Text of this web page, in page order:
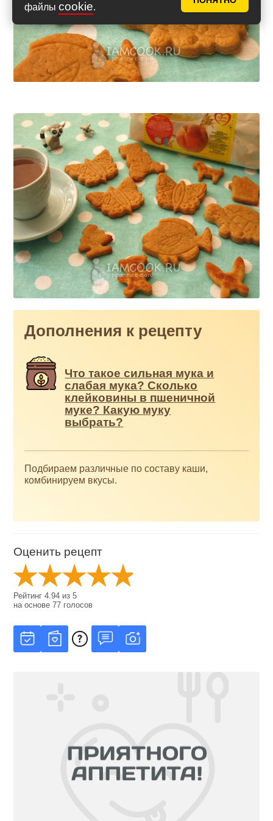
файлы cookie.
Дополнения к рецепту
Что такое сильная мука и
слабая мука? Сколько
клейковины в пшеничной
муке? Какую муку
выбрать?
Подбираем различные по составу каши,
комбинируем вкусы.
Оценить рецепт
Рейтинг4.94 из5
на основе77 голосов